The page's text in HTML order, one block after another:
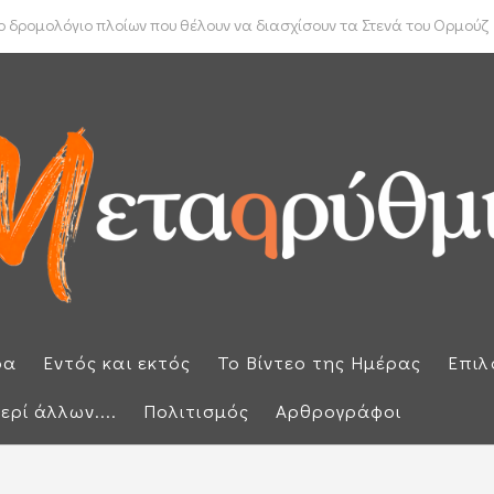
πλοίων που θέλουν να διασχίσουν τα Στενά του Ορμούζ
«Έπεσαν» οι υπογραφές με τον γαλλικό κολοσσό Meridiam
Εντός και εκτός Το Βίντεο της Ημέρας
άλλων....
Πολιτισμός Αρθρογράφοι